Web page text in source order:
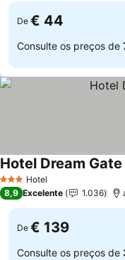
De € 44
Consulte os preços de
3 EstrelasHotel
Hotel Dream
8,9 Excelente 1.036
De € 139
Consulte os preços de